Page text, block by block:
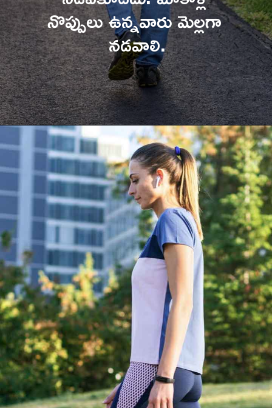
నొప్పులు ఉన్నవారు మెల్లగా
నడవాలి.